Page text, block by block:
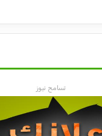
تسامح نيوز